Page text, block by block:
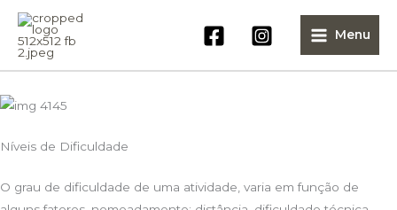
Skip
content
Menu
Níveis de Dificuldade
O grau de dificuldade de uma atividade, varia em função de